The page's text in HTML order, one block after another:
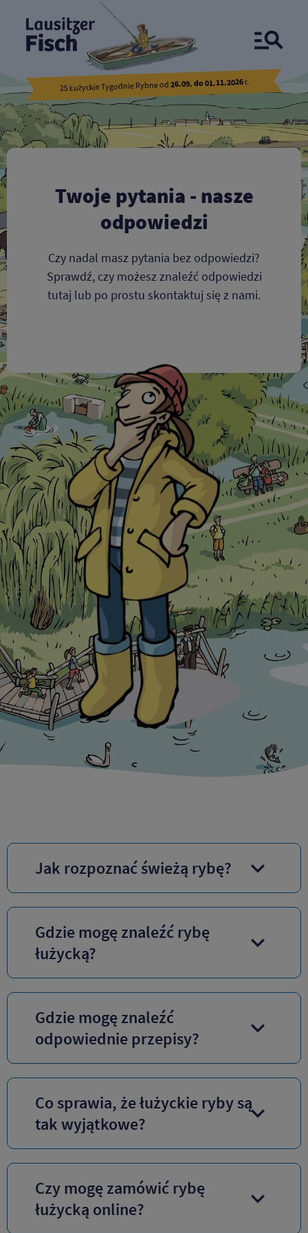
FAQ
25 Łużyckie Tygodnie Rybne od26.09. do 01.11.2026r.
Twoje pytania - nasze
odpowiedzi
Czy nadal masz pytania bez odpowiedzi?
Sprawdź, czy możesz znaleźć odpowiedzi
tutaj lub po prostu skontaktuj się z nami.
Jak rozpoznać świeżą rybę?
Gdzie mogę znaleźć rybę
łużycką?
Gdzie mogę znaleźć
odpowiednie przepisy?
Co sprawia, że łużyckie ryby są
tak wyjątkowe?
Czy mogę zamówić rybę
łużycką online?